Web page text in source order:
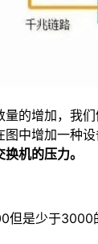
的增加，我们
图中增加一种
机的压力。
但是少于3000